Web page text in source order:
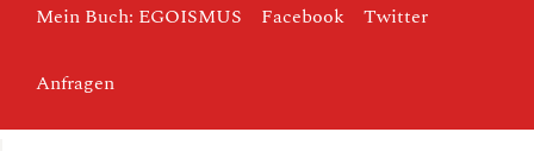
Mein Buch: EGOISMUS Facebook Twitter
Anfragen